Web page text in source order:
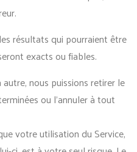
résultats qui pourraient être
exacts ou fiables.
nous puissions retirer le
ou l’annuler à tout
votre utilisation du Service,